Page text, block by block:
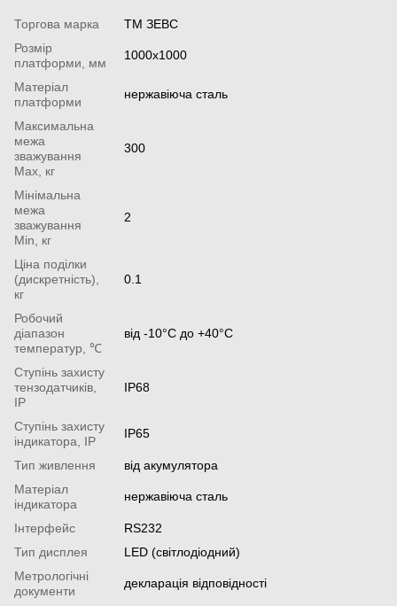
Торгова марка
ТМ ЗЕВС
Розмір
платформи, мм
1000x1000
Матеріал
платформи
нержавіюча сталь
Максимальна
межа
зважування
Мах, кг
300
Мінімальна
межа
зважування
Min, кг
2
Ціна поділки
(дискретність),
кг
0.1
Робочий
діапазон
температур, ℃
від -10°С до +40°С
Ступінь захисту
тензодатчиків,
IP
IP68
Ступінь захисту
індикатора, IP
IP65
Тип живлення
від акумулятора
Матеріал
індикатора
нержавіюча сталь
Інтерфейс
RS232
Тип дисплея
LED (світлодіодний)
Метрологічні
документи
декларація відповідності